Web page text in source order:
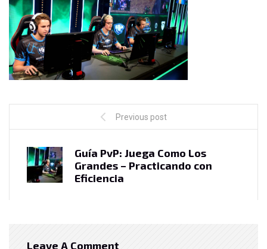
Previous post
Guía PvP: Juega Como Los
Grandes – Practicando con
Eficiencia
Leave A Comment